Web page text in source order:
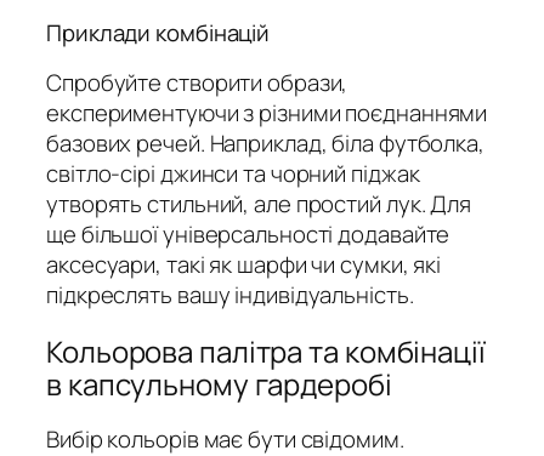
Приклади комбінацій
Спробуйте створити образи,
експериментуючи з різними поєднаннями
базових речей. Наприклад, біла футболка,
світло-сірі джинси та чорний піджак
утворять стильний, але простий лук. Для
ще більшої універсальності додавайте
аксесуари, такі як шарфи чи сумки, які
підкреслять вашу індивідуальність.
Кольорова палітра та комбінації
в капсульному гардеробі
Вибір кольорів має бути свідомим.